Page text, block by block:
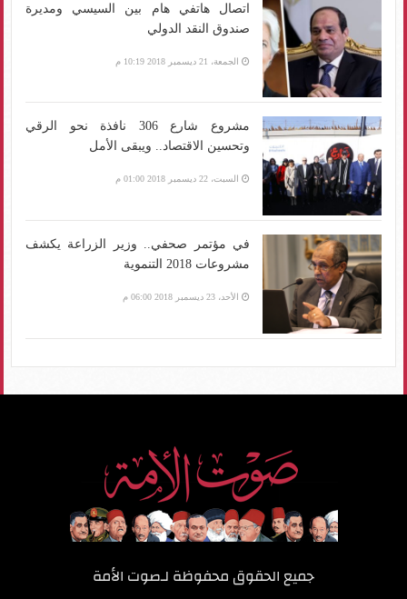
اتصال هاتفي هام بين السيسي ومديرة
صندوق النقد الدولي
الجمعة، 21 ديسمبر 2018 10:19 م
مشروع شارع 306 نافذة نحو الرقي
وتحسين الاقتصاد.. ويبقى الأمل
السبت، 22 ديسمبر 2018 01:00 م
في مؤتمر صحفي.. وزير الزراعة يكشف
مشروعات 2018 التنموية
الأحد، 23 ديسمبر 2018 06:00 م
جميع الحقوق محفوظة لـصوت الأمة